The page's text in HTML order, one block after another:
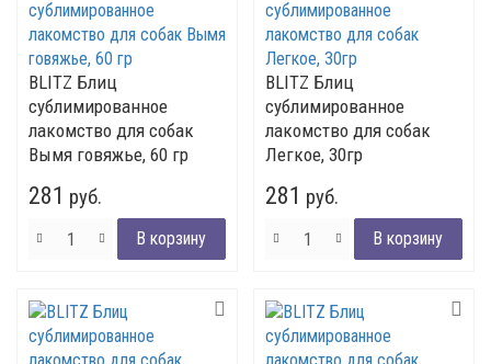
BLITZ Блиц
сублимированное
лакомство для собак
Вымя говяжье, 60 гр
281 руб.
BLITZ Блиц
сублимированное
лакомство для собак
Легкое, 30гр
281 руб.